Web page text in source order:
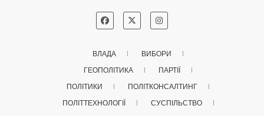
ВЛАДА
ВИБОРИ
ГЕОПОЛІТИКА
ПАРТІЇ
ПОЛІТИКИ
ПОЛІТКОНСАЛТИНГ
ПОЛІТТЕХНОЛОГІЇ
СУСПІЛЬСТВО